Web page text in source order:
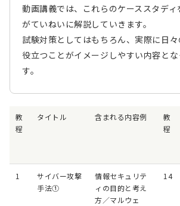
動画講義では、これらのケーススタディ
がていねいに解説していきます。
試験対策としてはもちろん、実際に日
役立つことがイメージしやすい内容とな
す。
教
程
タイトル 含まれる内容例
教
程
1
サイバー攻撃
手法①
情報セキュリテ
ィの目的と考え
方／マルウェ
14